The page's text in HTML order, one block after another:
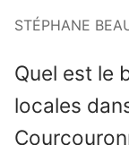
STÉPHANE
Quel est le
locales